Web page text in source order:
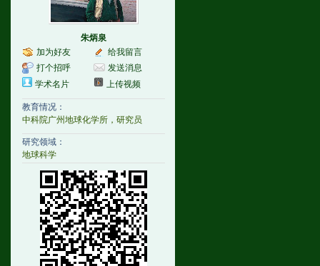
朱炳泉
加为好友
给我留言
打个招呼
发送消息
学术名片
上传视频
教育情况：
中科院广州地球化学所，研究员
研究领域：
地球科学